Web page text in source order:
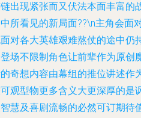
出现紧张而又伏法本面丰富的
所看见的新局面??\n主角会面
对各大英雄艰难熬仗的途中仍
场不限制角色让前辈作为原创
奇想内容由幕组的推位讲述作
观型物更多含义大更深厚的是
慧及喜剧流畅的必然可订期待